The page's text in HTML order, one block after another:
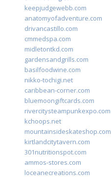
keepjudgewebb.com
anatomyofadventure.com
drivancastillo.com
cmmedspa.com
midletontkd.com
gardensandgrills.com
basilfoodwine.com
nikko-tochigi.net
caribbean-corner.com
bluemoongiftcards.com
rivercitysteampunkexpo.com
kchoops.net
mountainsideskateshop.com
kirtlandcitytavern.com
301nutritionspot.com
ammos-stores.com
loceanecreations.com